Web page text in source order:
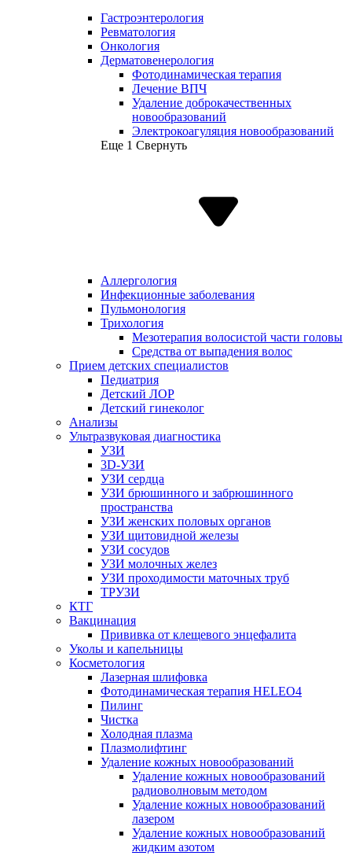
Гастроэнтерология
Ревматология
Онкология
Дерматовенерология
Фотодинамическая терапия
Лечение ВПЧ
Удаление доброкачественных
новообразований
Электрокоагуляция новообразований
Еще 1 Свернуть
Аллергология
Инфекционные заболевания
Пульмонология
Трихология
Мезотерапия волосистой части головы
Средства от выпадения волос
Прием детских специалистов
Педиатрия
Детский ЛОР
Детский гинеколог
Анализы
Ультразвуковая диагностика
УЗИ
3D-УЗИ
УЗИ сердца
УЗИ брюшинного и забрюшинного
пространства
УЗИ женских половых органов
УЗИ щитовидной железы
УЗИ сосудов
УЗИ молочных желез
УЗИ проходимости маточных труб
ТРУЗИ
КТГ
Вакцинация
Прививка от клещевого энцефалита
Уколы и капельницы
Косметология
Лазерная шлифовка
Фотодинамическая терапия HELEO4
Пилинг
Чистка
Холодная плазма
Плазмолифтинг
Удаление кожных новообразований
Удаление кожных новообразований
радиоволновым методом
Удаление кожных новообразований
лазером
Удаление кожных новообразований
жидким азотом